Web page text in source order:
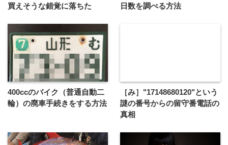
買えそうな錯覚に落ちた
日数を調べる方法
400ccのバイク（普通自動二
輪）の廃車手続きをする方法
［み］"17148680120"という
謎の番号からの留守番電話の
真相